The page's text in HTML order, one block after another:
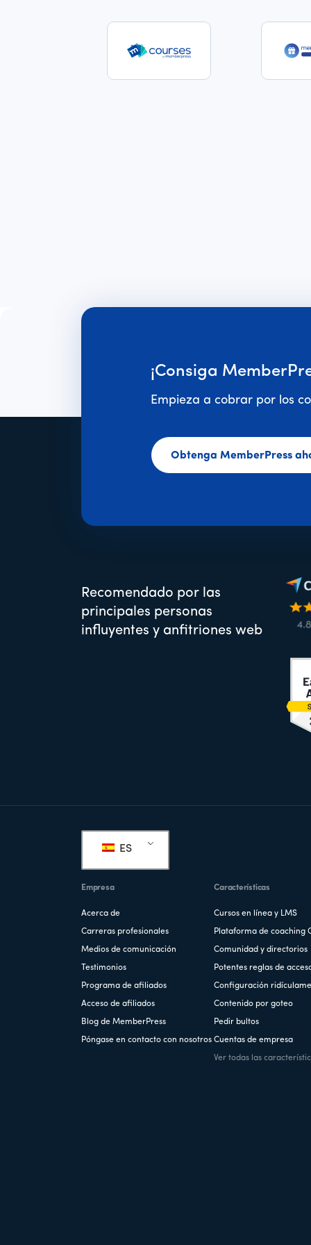
¡Consiga
Empieza a cobrar por los
Obtenga MemberPress
Recomendado por las
principales personas
influyentes y anfitriones web
ES
Empresa
Acerca de
Carreras profesionales
Medios de comunicación
Testimonios
Programa de afiliados
Acceso de afiliados
Blog de MemberPress
Póngase en contacto con nosotros
Características
Cursos en línea y LMS
Plataforma de coaching
Comunidad y directorios
Potentes reglas de
Configuración
Contenido por goteo
Pedir bultos
Cuentas de empresa
Ver todas las